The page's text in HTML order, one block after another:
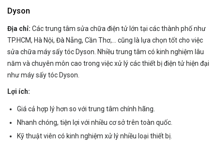
Dyson
Địa chỉ: Các trung tâm sửa chữa điện tử lớn tại các thành phố như
TP.HCM, Hà Nội, Đà Nẵng, Cần Thơ,... cũng là lựa chọn tốt cho việc
sửa chữa máy sấy tóc Dyson. Nhiều trung tâm có kinh nghiệm lâu
năm và chuyên môn cao trong việc xử lý các thiết bị điện tử hiện đại
như máy sấy tóc Dyson.
Lợi ích:
Giá cả hợp lý hơn so với trung tâm chính hãng.
Nhanh chóng, tiện lợi với nhiều cơ sở trên toàn quốc.
Kỹ thuật viên có kinh nghiệm xử lý nhiều loại thiết bị.